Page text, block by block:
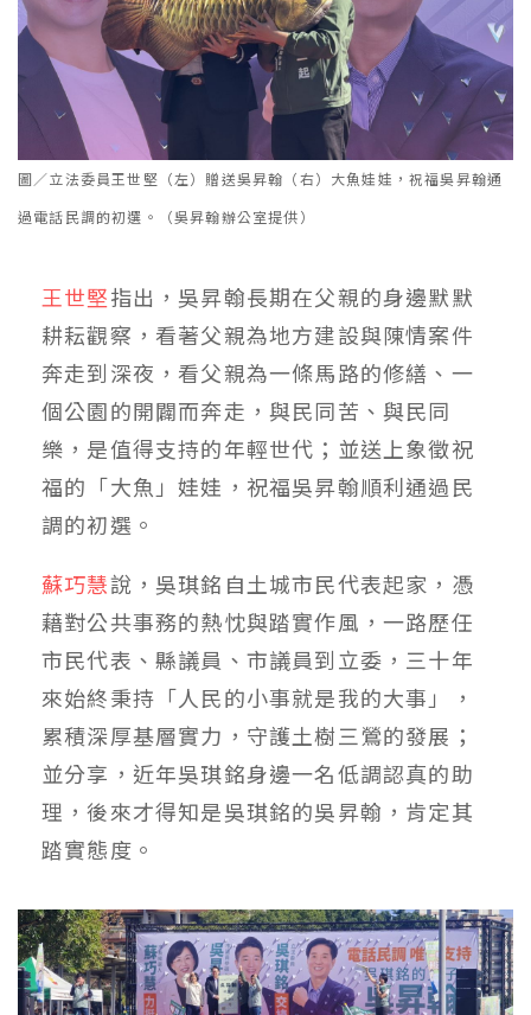
圖／立法委員王世堅（左）贈送吳昇翰（右）大魚娃娃，祝福吳昇翰通
過電話民調的初選。（吳昇翰辦公室提供）
王世堅指出，吳昇翰長期在父親的身邊默默
耕耘觀察，看著父親為地方建設與陳情案件
奔走到深夜，看父親為一條馬路的修繕、一
個公園的開闢而奔走，與民同苦、與民同
樂，是值得支持的年輕世代；並送上象徵祝
福的「大魚」娃娃，祝福吳昇翰順利通過民
調的初選。
蘇巧慧說，吳琪銘自土城市民代表起家，憑
藉對公共事務的熱忱與踏實作風，一路歷任
市民代表、縣議員、市議員到立委，三十年
來始終秉持「人民的小事就是我的大事」，
累積深厚基層實力，守護土樹三鶯的發展；
並分享，近年吳琪銘身邊一名低調認真的助
理，後來才得知是吳琪銘的吳昇翰，肯定其
踏實態度。